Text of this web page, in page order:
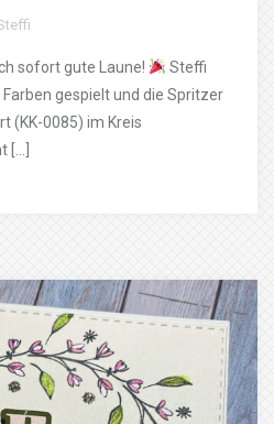
sofort gute Laune!
Steffi
gespielt und die Spritzer
(KK-0085) im Kreis
[…]